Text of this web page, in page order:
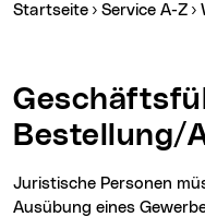
Sie sind hier:
Startseite Service A-Z
Geschäftsführer*in -
Bestellung/
Juristische Personen müssen einen Geschäftsführer für die
Ausübung eines